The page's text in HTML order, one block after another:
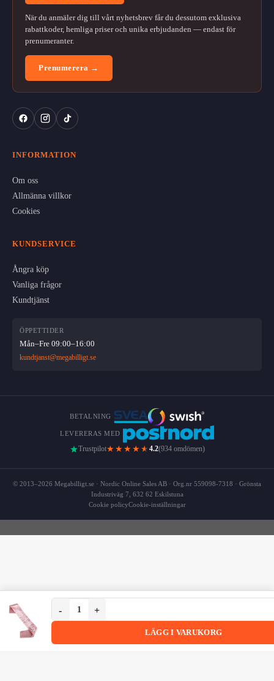
När du anmäler dig till vårt nyhetsbrev får du dessutom exklusiva
rabattkoder, hemliga priser och unika erbjudanden — endast för
prenumeranter.
Prenumerera →
INFORMATION
Om oss
Allmänna villkor
Cookies
KUNDSERVICE
Ångra köp
Vanliga frågor
Kundtjänst
ÖPPETTIDER
Mån–Fre 09:00–16:00
kundtjanst@megabilligt.se
BETALNING
LEVERERAS MED
Trustpilot★★★★ ★ 4.2(934 omdömen)
© 2013–2026 Megabilligt.se · Nordic Online Sales AB · Org.nr 559098-7318 · Grönsta
Industriväg 7, 632 62 Eskilstuna
Cookie policyCookie-inställningar
Happy Birthday Ordensband Banderoll Rosé Vit
Happy Birthday Ordensband Banderoll Rosé Vit mängd
LÄGG I VARUKORG